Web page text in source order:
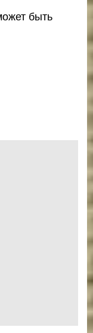
быть